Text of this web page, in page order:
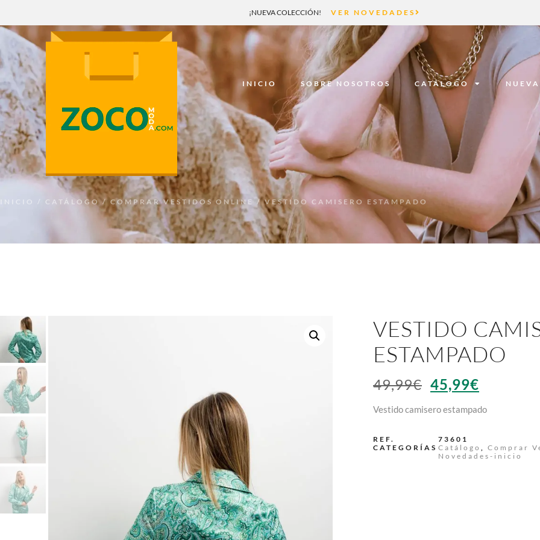
¡NUEVA COLECCIÓN! VER NOVEDADES
INICIO SOBRE NOSOTROS CATÁLOGO
INICIO / CATÁLOGO / COMPRAR VESTIDOS ONLINE / VESTIDO CAMISERO ESTAMPADO
VESTIDO
ESTAMPADO
49,99€ 45,99€
Vestido camisero estampado
REF.
73601
CATEGORÍAS Catálogo , Comprar
Novedades-inicio